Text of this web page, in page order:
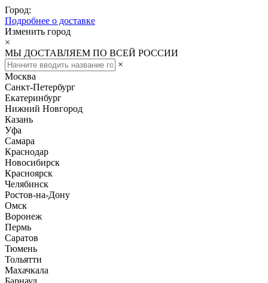
Город:
Подробнее о доставке
Изменить город
×
МЫ ДОСТАВЛЯЕМ ПО ВСЕЙ РОССИИ
×
Москва
Санкт-Петербург
Екатеринбург
Нижний Новгород
Казань
Уфа
Самара
Краснодар
Новосибирск
Красноярск
Челябинск
Ростов-на-Дону
Омск
Воронеж
Пермь
Саратов
Тюмень
Тольятти
Махачкала
Барнаул